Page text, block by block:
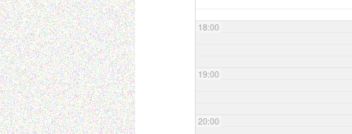
18:00
19:00
20:00